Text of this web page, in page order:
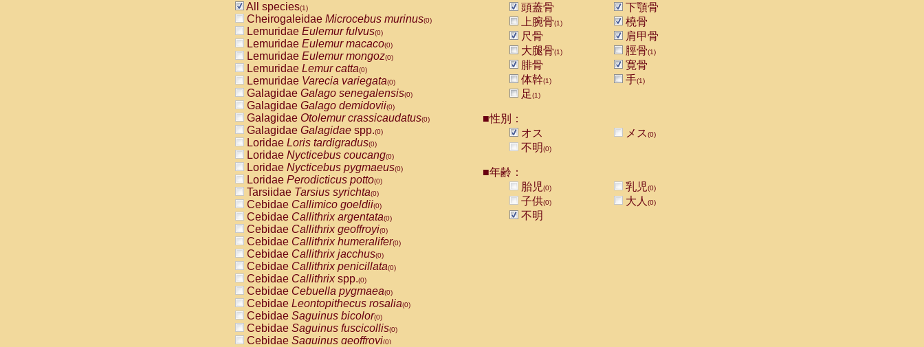
All species(1)
Cheirogaleidae Microcebus murinus(0)
Lemuridae Eulemur fulvus(0)
Lemuridae Eulemur macaco(0)
Lemuridae Eulemur mongoz(0)
Lemuridae Lemur catta(0)
Lemuridae Varecia variegata(0)
Galagidae Galago senegalensis(0)
Galagidae Galago demidovii(0)
Galagidae Otolemur crassicaudatus(0)
Galagidae Galagidae spp.(0)
Loridae Loris tardigradus(0)
Loridae Nycticebus coucang(0)
Loridae Nycticebus pygmaeus(0)
Loridae Perodicticus potto(0)
Tarsiidae Tarsius syrichta(0)
Cebidae Callimico goeldii(0)
Cebidae Callithrix argentata(0)
Cebidae Callithrix geoffroyi(0)
Cebidae Callithrix humeralifer(0)
Cebidae Callithrix jacchus(0)
Cebidae Callithrix penicillata(0)
Cebidae Callithrixspp.(0)
Cebidae Cebuella pygmaea(0)
Cebidae Leontopithecus rosalia(0)
Cebidae Saguinus bicolor(0)
Cebidae Saguinus fuscicollis(0)
Cebidae Saguinus geoffroyi(0)
頭蓋骨
下顎骨
上腕骨(1)
橈骨
尺骨
肩甲骨
大腿骨(1) 脛骨(1)
腓骨
寛骨
体幹(1) 手(1)
足(1)
■性別：
オス
メス(0)
不明(0)
■年齢：
胎児(0) 乳児(0)
子供(0) 大人 (0)
不明